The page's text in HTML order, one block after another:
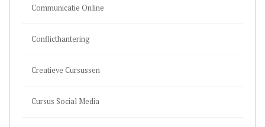
Communicatie Online
Conflicthantering
Creatieve Cursussen
Cursus Social Media